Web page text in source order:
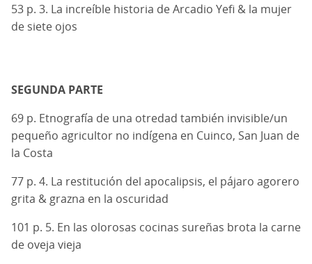
53 p. 3. La increíble historia de Arcadio Yefi & la mujer
de siete ojos
SEGUNDA PARTE
69 p. Etnografía de una otredad también invisible/un
pequeño agricultor no indígena en Cuinco, San Juan de
la Costa
77 p. 4. La restitución del apocalipsis, el pájaro agorero
grita & grazna en la oscuridad
101 p. 5. En las olorosas cocinas sureñas brota la carne
de oveja vieja